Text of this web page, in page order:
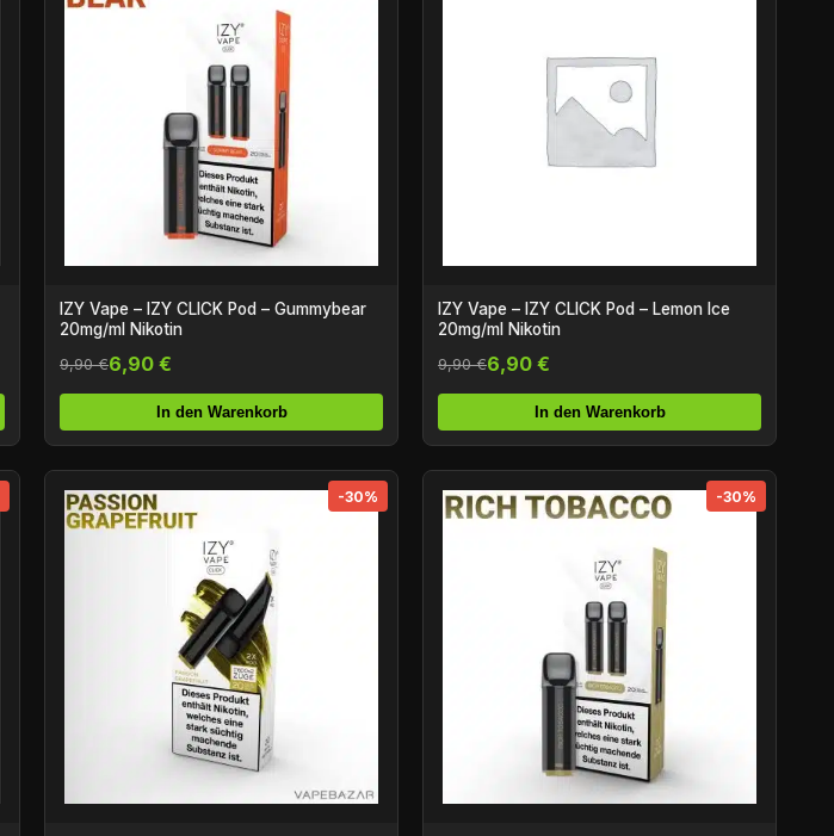
IZY Vape – IZY CLICK Pod – Gummybear
20mg/ml Nikotin
9,90 €6,90 €
In den Warenkorb
IZY Vape – IZY CLICK Pod – Lemon Ice
20mg/ml Nikotin
9,90 €6,90 €
In den Warenkorb
-30% -30%